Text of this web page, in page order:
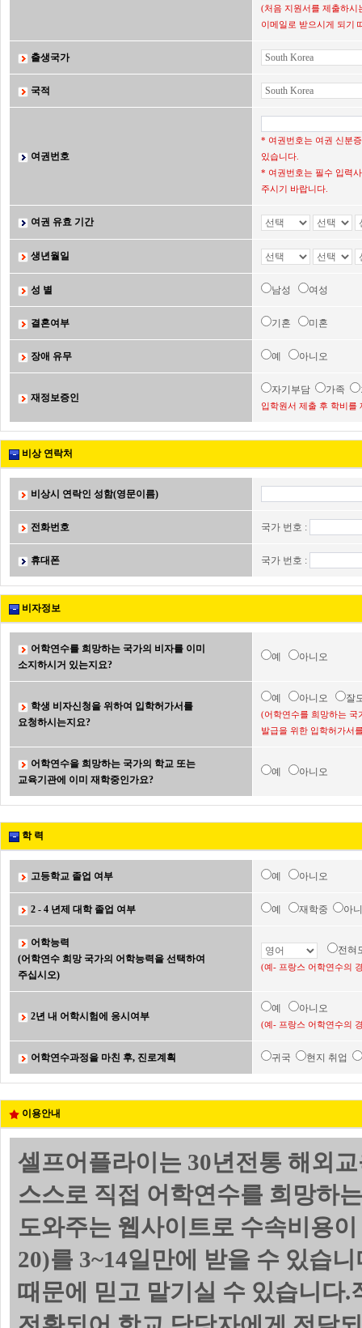
(처음 지원서를 제출하시
이메일로 받으시게 되기
출생국가
국적
여권번호
* 여권번호는 여권 신분
있습니다.
* 여권번호는 필수 입력
주시기 바랍니다.
여권 유효 기간
생년월일
성 별 남성 여성
결혼여부 기혼 미혼
장애 유무 예 아니오
재정보증인
자기부담 가족
입학원서 제출 후 학비를
비상 연락처
비상시 연락인 성함(영문이름)
전화번호 국가 번호 :
휴대폰 국가 번호 :
비자정보
어학연수를 희망하는 국가의 비자를 이미
소지하시거 있는지요?
예 아니오
학생 비자신청을 위하여 입학허가서를
요청하시는지요?
예 아니오 잘
(어학연수를 희망하는 국
발급을 위한 입학허가서
어학연수을 희망하는 국가의 학교 또는
교육기관에 이미 재학중인가요?
예 아니오
학 력
고등학교 졸업 여부 예 아니오
2 - 4 년제 대학 졸업 여부 예 재학중 아
어학능력
(어학연수 희망 국가의 어학능력을 선택하여
주십시오)
전
(예- 프랑스 어학연수의
2년 내 어학시험에 응시여부
예 아니오
(예- 프랑스 어학연수의
어학연수과정을 마친 후, 진로계획 귀국 현지 취업
이용안내
셀프어플라이는 30년전통 해외
스스로 직접 어학연수를 희망하
도와주는 웹사이트로 수속비용
20)를 3~14일만에 받을 수 있습
때문에 믿고 맡기실 수 있습니다.